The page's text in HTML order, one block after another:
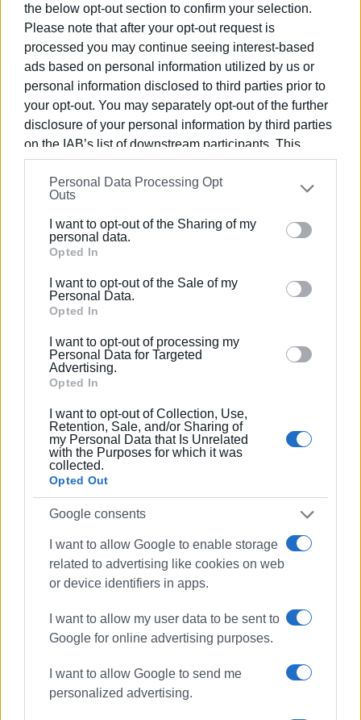
the below opt-out section to confirm your selection.
Please note that after your opt-out request is
processed you may continue seeing interest-based
ads based on personal information utilized by us or
personal information disclosed to third parties prior to
your opt-out. You may separately opt-out of the further
disclosure of your personal information by third parties
on the IAB’s list of downstream participants. This
information may also be disclosed by us to third parties
on theIAB’s List of Downstream Participants
that may
further disclose it to other third parties.
Please note that this website/app uses one or more
Google services and may gather and store information
behaviour. You may click to grant or deny consent to
Google and its third-party tags to use your data for
section.
Personal Data Processing Opt
Outs
I want to opt-out of the Sharing of my
personal data.
Opted In
I want to opt-out of the Sale of my
Personal Data.
Opted In
I want to opt-out of processing my
Personal Data for Targeted
Advertising.
Opted In
I want to opt-out of Collection, Use,
Retention, Sale, and/or Sharing of
my Personal Data that Is Unrelated
with the Purposes for which it was
collected.
Opted Out
Google consents
I want to allow Google to enable storage
related to advertising like cookies on web
or device identifiers in apps.
I want to allow my user data to be sent to
Google for online advertising purposes.
I want to allow Google to send me
personalized advertising.
ΕΛΕΝΗ ΚΟΡΩΝΑΚΗ
Εργάζεται στις Εκδόσεις Ενημέρωση από το
1990 σε θέσεις υψηλής ευθύνης. Ειδικεύεται στις
δημόσιες σχέσεις, το ελεύθερο και το
καλλιτεχνικό ρεπορτάζ.
Ακολουθήστε το enimerosi στο
Συνδρομητές στο e-paper